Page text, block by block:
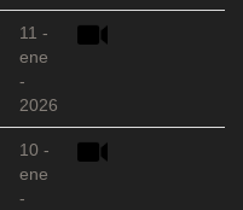
11 -
ene
-
2026
10 -
ene
-